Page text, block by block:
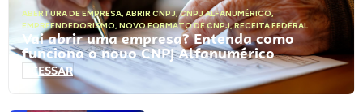
ABERTURA DE EMPRESA, ABRIR CNPJ,CNPJ ALFANUMÉRICO,
EMPREENDEDORISMO, NOVO FORMATO DE CNPJ,RECEITA FEDERAL
Vai abrir uma empresa? Entenda como
funciona o novo CNPJ Alfanumérico
ACESSAR